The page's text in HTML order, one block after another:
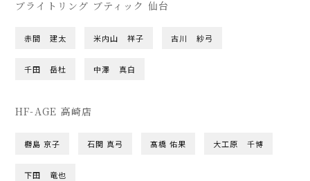
ブライトリング ブティック 仙台
赤間 建太 米内山 祥子 古川 紗弓
千田 岳杜 中澤 真白
HF-AGE 高崎店
橳島 京子 石関 真弓 髙橋 佑果 大工原 千博
下田 竜也